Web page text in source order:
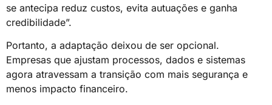
se antecipa reduz custos, evita autuações e ganha
credibilidade”.
Portanto, a adaptação deixou de ser opcional.
Empresas que ajustam processos, dados e sistemas
agora atravessam a transição com mais segurança e
menos impacto financeiro.